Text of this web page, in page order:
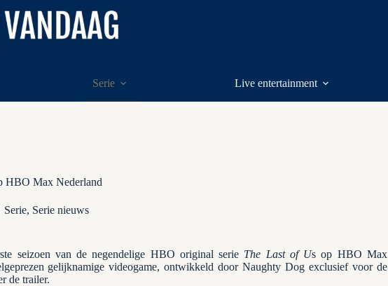
Serie Live entertainment
HBO Max Nederland
Serie, Serie nieuws
seizoen van de negendelige HBO original serie The Last of Us op HBO Max
gelijknamige videogame, ontwikkeld door Naughty Dog exclusief voor de
de trailer.